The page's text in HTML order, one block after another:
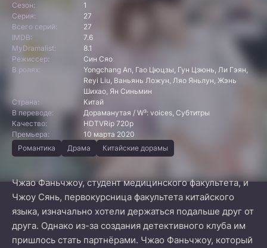
Сезон:
1
Серия:
27
Всего серий:
27
IMDB:
7.6
MyDramalist:
8.1
Режиссер:
Син Сяо
В ролях:
Yongchang An, Гао Цюцзы, Гун Цзюнь, Ли Гэян,
Reyi Liu, Ваньянь Ложун, Ляо Яньлун, Жэнь
Шихао, Ян Синьмин
Страна:
Китай
В переводе:
Дораманутая / W³: voices, Субтитры
Качество:
HDTVRip 720p
Премьера:
10 марта 2020
Романтика
Драма Китайские дорамы
Чжао Фаньчжоу, студент медицинского факультета, и
Чжоу Сянь, первокурсница факультета китайского
языка, изначально хотели держаться подальше друг от
друга. Однако из-за создания детективного клуба им
пришлось стать партнёрами. Чжао Фаньчжоу, который